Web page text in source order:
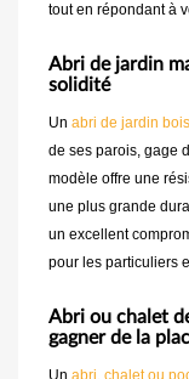
tout en répondant à
Abri de jardin
solidité
Un abri de jardin
de ses parois, gage
modèle offre une
une plus grande
un excellent
pour les particuliers
Abri ou chalet
gagner de la
Un abri, chalet ou